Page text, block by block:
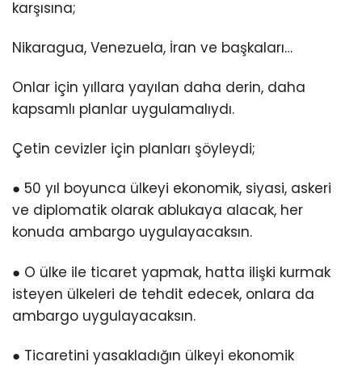
karşısına;
Nikaragua, Venezuela, İran ve başkaları…
Onlar için yıllara yayılan daha derin, daha
kapsamlı planlar uygulamalıydı.
Çetin cevizler için planları şöyleydi;
● 50 yıl boyunca ülkeyi ekonomik, siyasi, askeri
ve diplomatik olarak ablukaya alacak, her
konuda ambargo uygulayacaksın.
● O ülke ile ticaret yapmak, hatta ilişki kurmak
isteyen ülkeleri de tehdit edecek, onlara da
ambargo uygulayacaksın.
● Ticaretini yasakladığın ülkeyi ekonomik